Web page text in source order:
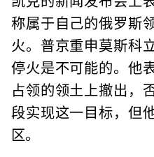
称属于自己的俄罗斯
火。普京重申莫斯科
停火是不可能的。他
占领的领土上撤出，
段实现这一目标，但
区。